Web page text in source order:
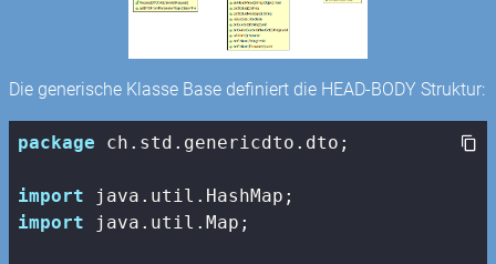
Die generische Klasse Base definiert die HEAD-BODY Struktur:
package ch.std.genericdto.dto;
import
import java.util.Map;